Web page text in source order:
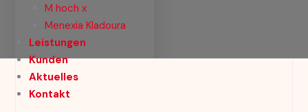
M hoch x
Menexia Kladoura
Leistungen
Kunden
Aktuelles
Kontakt